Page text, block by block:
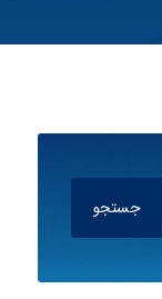
جستجو